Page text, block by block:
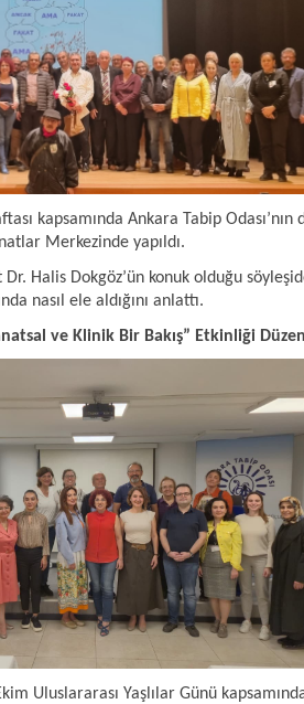
kapsamında Ankara Tabip
Merkezinde yapıldı.
Dr. Halis Dokgöz’ün konuk olduğu
nasıl ele aldığını anlattı.
ve Klinik Bir Bakış” Etkinliği
Uluslararası Yaşlılar Günü